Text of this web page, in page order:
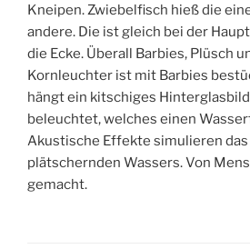
Kneipen. Zwiebelfisch hieß die
andere. Die ist gleich bei der
die Ecke. Überall Barbies, Plüsch
Kornleuchter ist mit Barbies
hängt ein kitschiges
beleuchtet, welches einen
Akustische Effekte simulieren das
plätschernden Wassers. Von
gemacht.